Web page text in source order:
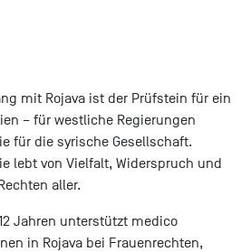
mit Rojava ist der Prüfstein für ein
– für westliche Regierungen
für die syrische Gesellschaft.
lebt von Vielfalt, Widerspruch und
aller.
Jahren unterstützt medico
in Rojava bei Frauenrechten,